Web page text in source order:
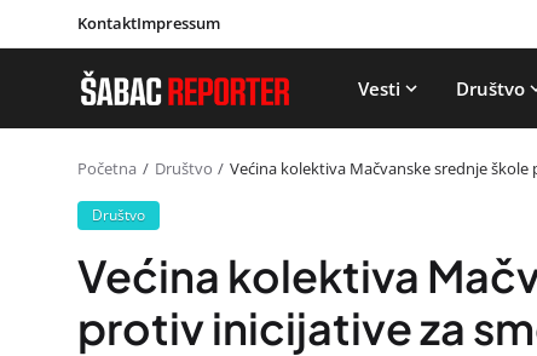
KontaktImpressum
Vesti Društvo
Početna Društvo Većina kolektiva Mačvanske srednje
Društvo
Većina kolektiva
protiv inicijative za